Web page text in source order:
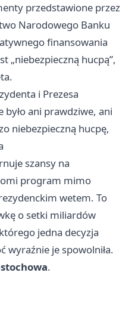
przedstawione przez
Narodowego Banku
finansowania
„niebezpieczną hucpą”,
i Prezesa
ani prawdziwe, ani
niebezpieczną hucpę,
szansy na
program mimo
wetem. To
o setki miliardów
jedna decyzja
wyraźnie je spowolniła.
.